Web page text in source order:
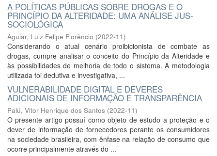
A POLÍTICAS PÚBLICAS SOBRE DROGAS E O
PRINCÍPIO DA ALTERIDADE: UMA ANÁLISE JUS-
SOCIOLÓGICA
Aguiar, Luiz Felipe Florêncio (2022-11)
Considerando o atual cenário proibicionista de combate as
drogas, cumpre analisar o conceito do Princípio da Alteridade e
às possibilidades de melhoria de todo o sistema. A metodologia
utilizada foi dedutiva e investigativa, ...
VULNERABILIDADE DIGITAL E DEVERES
ADICIONAIS DE INFORMAÇÃO E TRANSPARÊNCIA
Palú, Vitor Henrique dos Santos (2022-11)
O presente artigo possuí como objeto de estudo a proteção e o
dever de informação de fornecedores perante os consumidores
na sociedade brasileira, com ênfase na relação de consumo que
ocorre principalmente através do ...